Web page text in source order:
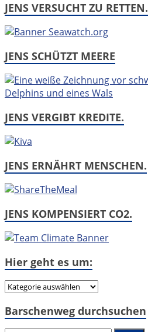
JENS VERSUCHT ZU RETTEN.
JENS SCHÜTZT MEERE
JENS VERGIBT KREDITE.
JENS ERNÄHRT MENSCHEN.
JENS KOMPENSIERT CO2.
Hier geht es um:
Hier
es
Barschenweg durchsuchen